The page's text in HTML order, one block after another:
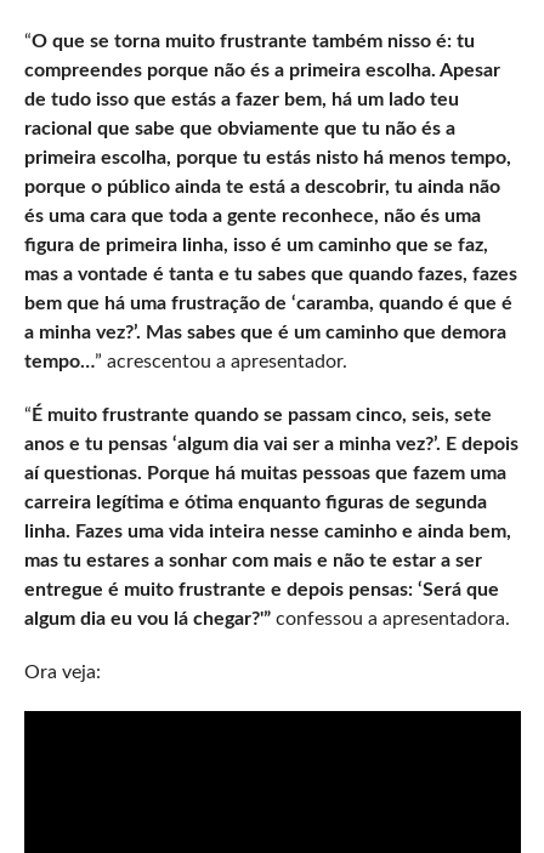
“O que se torna muito frustrante também nisso é: tu
compreendes porque não és a primeira escolha. Apesar
de tudo isso que estás a fazer bem, há um lado teu
racional que sabe que obviamente que tu não és a
primeira escolha, porque tu estás nisto há menos tempo,
porque o público ainda te está a descobrir, tu ainda não
és uma cara que toda a gente reconhece, não és uma
figura de primeira linha, isso é um caminho que se faz,
mas a vontade é tanta e tu sabes que quando fazes, fazes
bem que há uma frustração de ‘caramba, quando é que é
a minha vez?’. Mas sabes que é um caminho que demora
tempo…” acrescentou a apresentador.
“ É muito frustrante quando se passam cinco, seis, sete
anos e tu pensas ‘algum dia vai ser a minha vez?’. E depois
aí questionas. Porque há muitas pessoas que fazem uma
carreira legítima e ótima enquanto figuras de segunda
linha. Fazes uma vida inteira nesse caminho e ainda bem,
mas tu estares a sonhar com mais e não te estar a ser
entregue é muito frustrante e depois pensas: ‘Será que
algum dia eu vou lá chegar?'”confessou a apresentadora.
Ora veja: